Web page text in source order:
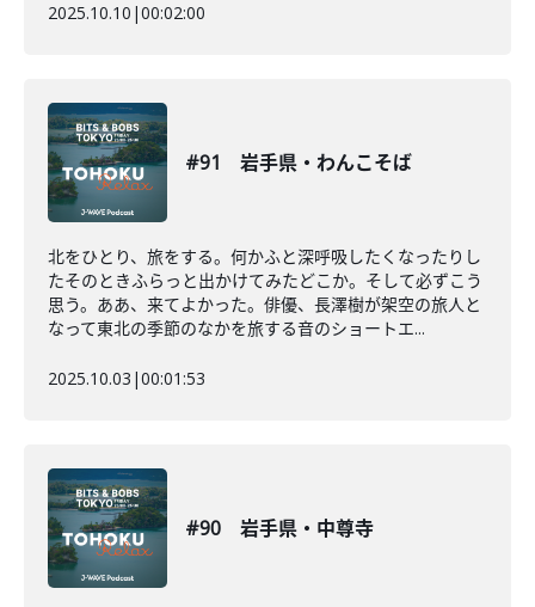
2025.10.10 |00:02:00
#91 岩手県・わんこそば
北をひとり、旅をする。何かふと深呼吸したくなったりし
たそのときふらっと出かけてみたどこか。そして必ずこう
思う。ああ、来てよかった。俳優、長澤樹が架空の旅人と
なって東北の季節のなかを旅する音のショートエ...
2025.10.03 |00:01:53
#90 岩手県・中尊寺